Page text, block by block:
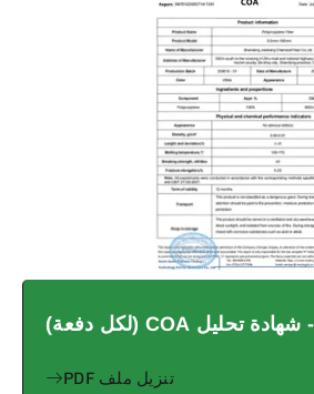
تنزيل ملف PDF